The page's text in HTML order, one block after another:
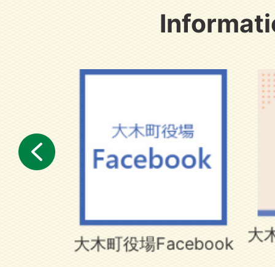
筑後七国デーイベント出演・参
大木町役場Facebook 大